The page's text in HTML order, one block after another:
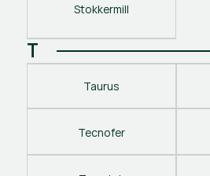
Stokkermill
T
Taurus
Tecnofer